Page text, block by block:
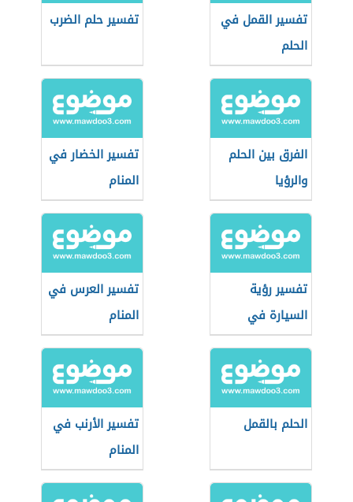
تفسير القمل في
الحلم
تفسير حلم الضرب
الفرق بين الحلم
والرؤيا
تفسير الخضار في
المنام
تفسير رؤية
السيارة في
المنام
تفسير العرس في
المنام
الحلم بالقمل
تفسير الأرنب في
المنام